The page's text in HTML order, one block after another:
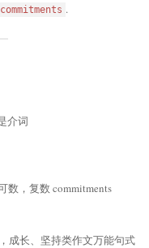
.
介词
数，复数 commitments
成长、坚持类作文万能句式